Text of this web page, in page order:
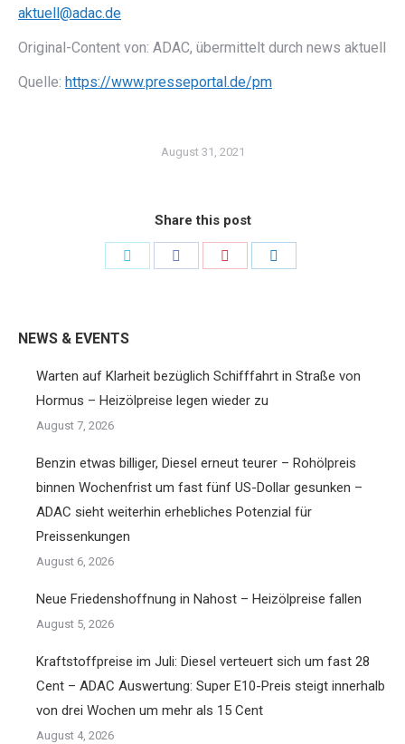
aktuell@adac.de
Original-Content von: ADAC, übermittelt durch news aktuell
Quelle: https://www.presseportal.de/pm
August 31, 2021
Share this post
NEWS & EVENTS
Warten auf Klarheit bezüglich Schifffahrt in Straße von
Hormus – Heizölpreise legen wieder zu
August 7, 2026
Benzin etwas billiger, Diesel erneut teurer – Rohölpreis
binnen Wochenfrist um fast fünf US-Dollar gesunken –
ADAC sieht weiterhin erhebliches Potenzial für
Preissenkungen
August 6, 2026
Neue Friedenshoffnung in Nahost – Heizölpreise fallen
August 5, 2026
Kraftstoffpreise im Juli: Diesel verteuert sich um fast 28
Cent – ADAC Auswertung: Super E10-Preis steigt innerhalb
von drei Wochen um mehr als 15 Cent
August 4, 2026